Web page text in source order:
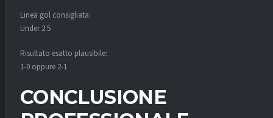
Linea gol consigliata:
Under 2.5
Risultato esatto plausibile:
1-0 oppure 2-1
CONCLUSIONE